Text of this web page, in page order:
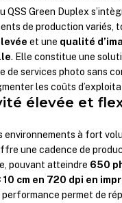
QSS Green Duplex
de production variés,
et une qualité
. Elle constitue une
de services photo sans
les coûts
élevée et
environnements à fort
une cadence de
pouvant atteindre 650
10 cm en 720 dpi en
performance permet de